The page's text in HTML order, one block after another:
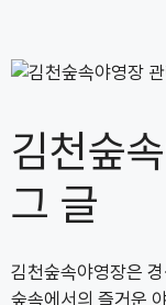
김천숲
그 글
김천숲속야영장은
숲속에서의 즐거운